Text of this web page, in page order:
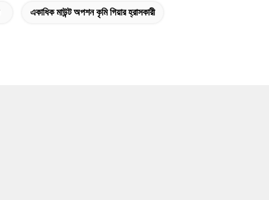
একাধিক মাউন্ট অপশন কৃমি গিয়ার হ্রাসকারী